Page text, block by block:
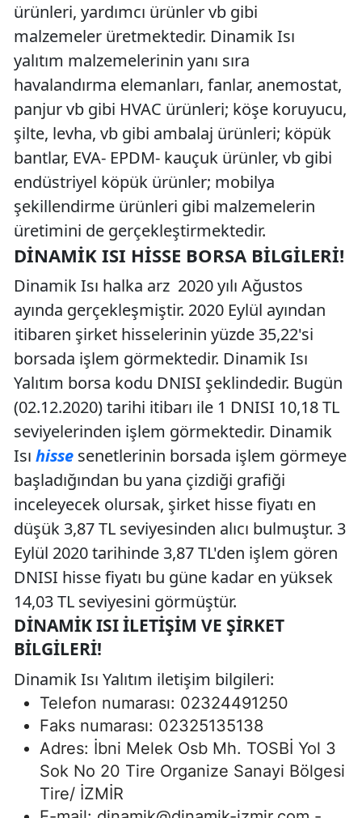
ürünleri, yardımcı ürünler vb gibi
malzemeler üretmektedir. Dinamik Isı
yalıtım malzemelerinin yanı sıra
havalandırma elemanları, fanlar, anemostat,
panjur vb gibi HVAC ürünleri; köşe koruyucu,
şilte, levha, vb gibi ambalaj ürünleri; köpük
bantlar, EVA- EPDM- kauçuk ürünler, vb gibi
endüstriyel köpük ürünler; mobilya
şekillendirme ürünleri gibi malzemelerin
üretimini de gerçekleştirmektedir.
DINAMIK ISI HISSE BORSA BILGILERI!
Dinamik Isı halka arz 2020 yılı Ağustos
ayında gerçekleşmiştir. 2020 Eylül ayından
itibaren şirket hisselerinin yüzde 35,22'si
borsada işlem görmektedir. Dinamik Isı
Yalıtım borsa kodu DNISI şeklindedir. Bugün
(02.12.2020) tarihi itibarı ile 1 DNISI 10,18 TL
seviyelerinden işlem görmektedir. Dinamik
Isı hisse senetlerinin borsada işlem görmeye
başladığından bu yana çizdiği grafiği
inceleyecek olursak, şirket hisse fiyatı en
düşük 3,87 TL seviyesinden alıcı bulmuştur. 3
Eylül 2020 tarihinde 3,87 TL'den işlem gören
DNISI hisse fiyatı bu güne kadar en yüksek
14,03 TL seviyesini görmüştür.
DINAMIK ISI İLETIŞIM VE ŞIRKET
BILGILERI!
Dinamik Isı Yalıtım iletişim bilgileri:
Telefon numarası: 02324491250
Faks numarası: 02325135138
Adres: İbni Melek Osb Mh. TOSBİ Yol 3
Sok No 20 Tire Organize Sanayi Bölgesi
Tire/ İZMİR